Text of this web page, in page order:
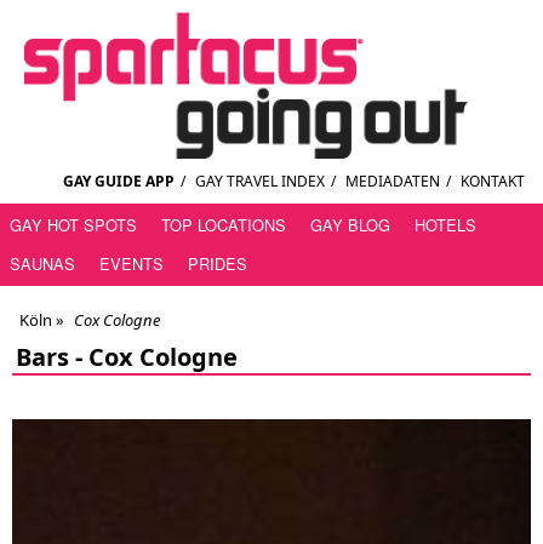
GAY GUIDE APP / GAY TRAVEL INDEX / MEDIADATEN / KONTAKT
GAY HOT SPOTS TOP LOCATIONS GAY BLOG
HOTELS
SAUNAS
EVENTS PRIDES
Köln » Cox Cologne
Bars - Cox Cologne